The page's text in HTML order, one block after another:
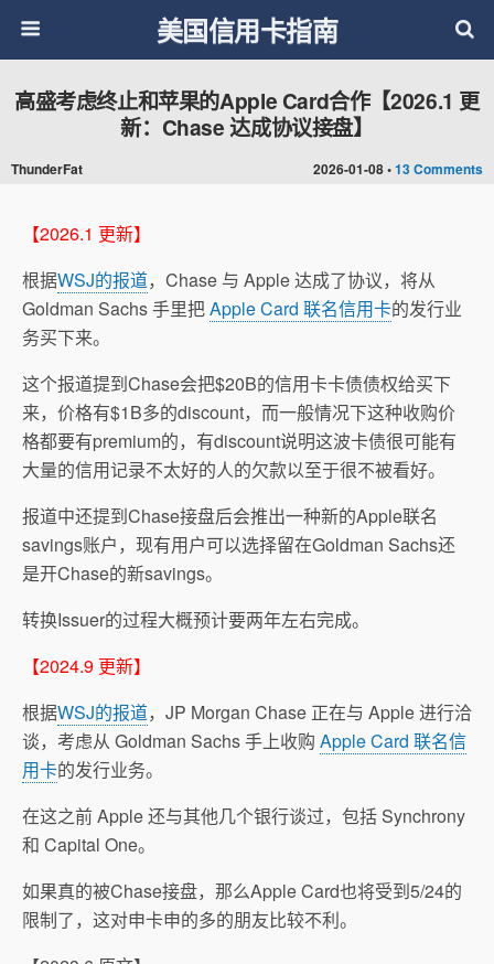
美国信用卡指南
2026-01-08 •13 Comments
高盛考虑终止和苹果的Apple Card合作【2026.1 更
新：Chase 达成协议接盘】
ThunderFat
【2026.1 更新】
根据WSJ的报道，Chase 与 Apple 达成了协议，将从
Goldman Sachs 手里把Apple Card 联名信用卡的发行业
务买下来。
这个报道提到Chase会把$20B的信用卡卡债债权给买下
来，价格有$1B多的discount，而一般情况下这种收购价
格都要有premium的，有discount说明这波卡债很可能有
大量的信用记录不太好的人的欠款以至于很不被看好。
报道中还提到Chase接盘后会推出一种新的Apple联名
savings账户，现有用户可以选择留在Goldman Sachs还
是开Chase的新savings。
转换Issuer的过程大概预计要两年左右完成。
【2024.9 更新】
根据WSJ的报道，JP Morgan Chase 正在与 Apple 进行洽
谈，考虑从 Goldman Sachs 手上收购 Apple Card 联名信
用卡的发行业务。
在这之前 Apple 还与其他几个银行谈过，包括 Synchrony
和 Capital One。
如果真的被Chase接盘，那么Apple Card也将受到5/24的
限制了，这对申卡申的多的朋友比较不利。